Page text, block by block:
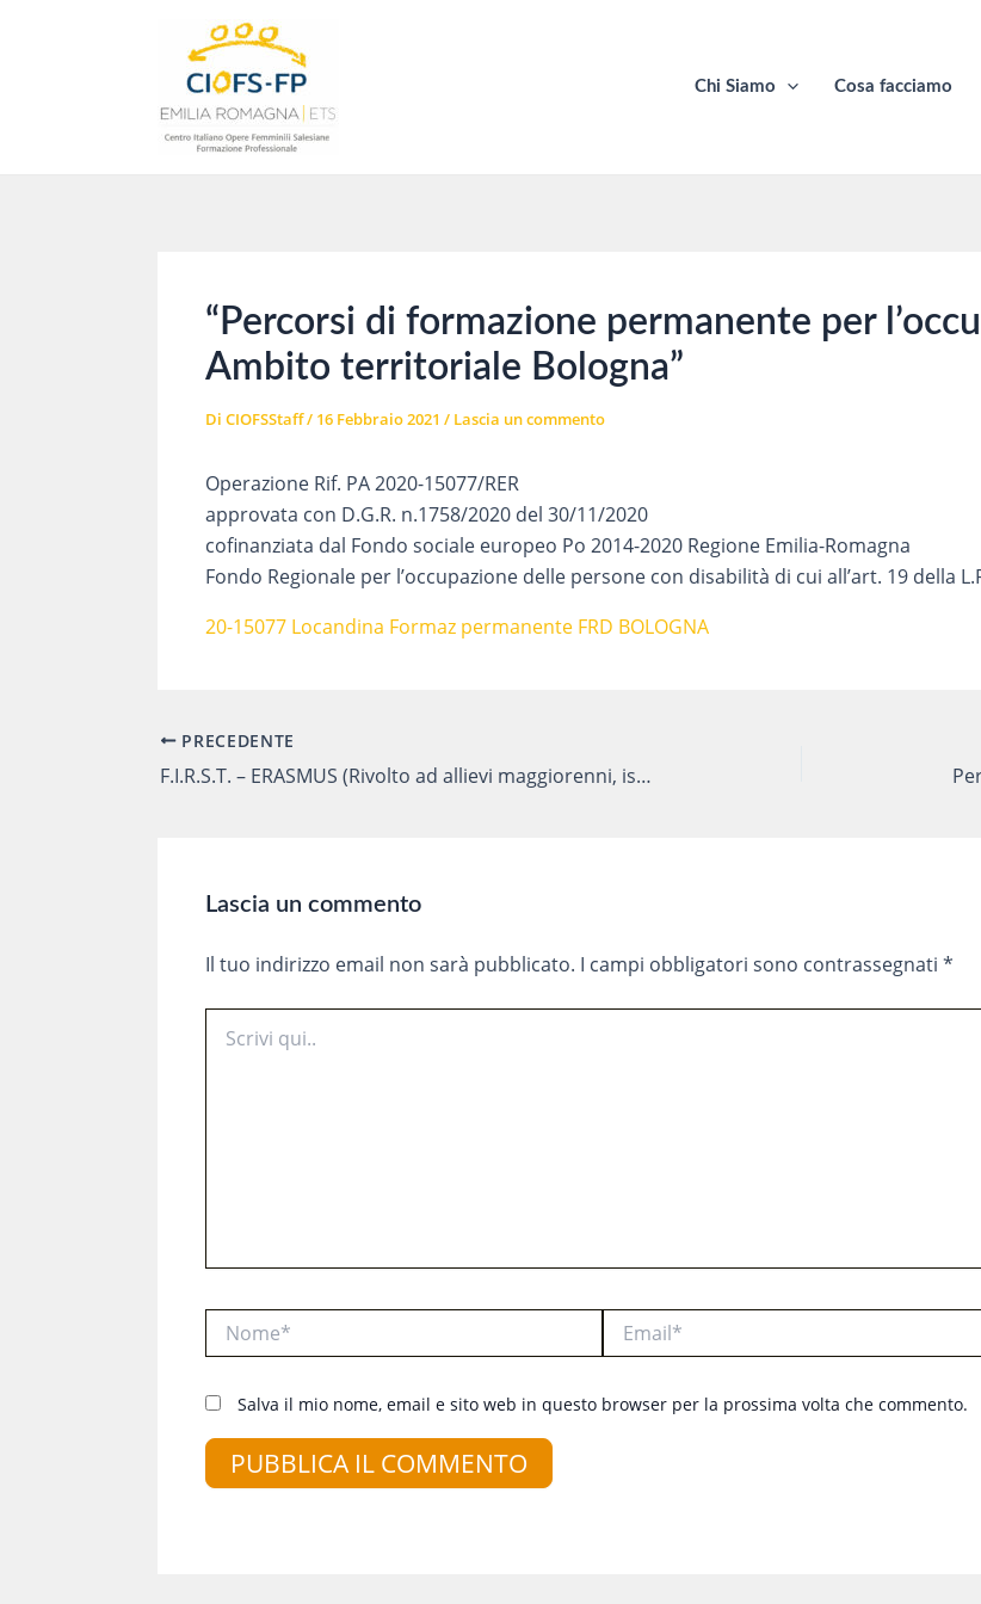
Chi Siamo Cosa facciamo
“Percorsi di formazione permanente per
Ambito territoriale Bologna”
Di CIOFSStaff/ 16 Febbraio 2021 / Lascia un commento
Operazione Rif. PA 2020-15077/RER
approvata con D.G.R. n.1758/2020 del 30/11/2020
cofinanziata dal Fondo sociale europeo Po 2014-2020 Regione Emilia-Romagna
Fondo Regionale per l’occupazione delle persone con disabilità di cui all’art. 19 della
20-15077 Locandina Formaz permanente FRD BOLOGNA
Navigazione
articoli
PRECEDENTE
F.I.R.S.T. – ERASMUS (Rivolto ad allievi maggiorenni, iscritti al III anno del percorso IeFP Ciofs)
Lascia un commento
Il tuo indirizzo email non sarà pubblicato. I campi obbligatori sono contrassegnati *
qui..
Salva il mio nome, email e sito web in questo browser per la prossima volta che commento.